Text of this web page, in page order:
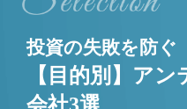
投資の失敗を防ぐ
【目的別】ア